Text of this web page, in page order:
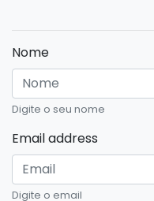
Nome
Digite o seu nome
Email address
Digite o email